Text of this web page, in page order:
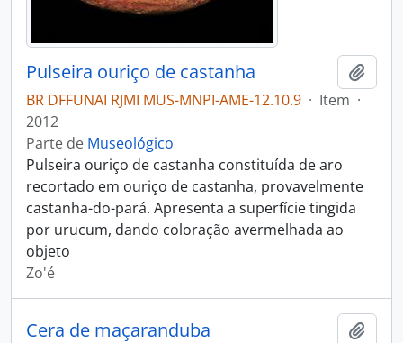
Pulseira ouriço de castanha
BR DFFUNAI RJMI MUS-MNPI-AME-12.10.9 · Item ·
2012
Parte de Museológico
Pulseira ouriço de castanha constituída de aro
recortado em ouriço de castanha, provavelmente
castanha-do-pará. Apresenta a superfície tingida
por urucum, dando coloração avermelhada ao
objeto
Zo'é
Cera de maçaranduba